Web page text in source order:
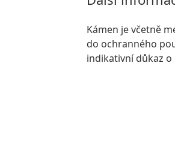
Kámen je včetně
do ochranného
indikativní důkaz o